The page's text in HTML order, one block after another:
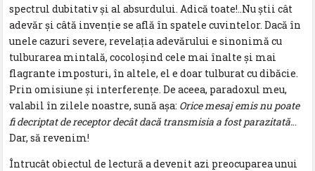
spectrul dubitativ și al absurdului. Adică toate!..Nu știi cât
adevăr și câtă invenție se află în spatele cuvintelor. Dacă în
unele cazuri severe, revelația adevărului e sinonimă cu
tulburarea mintală, cocoloșind cele mai înalte și mai
flagrante imposturi, în altele, el e doar tulburat cu dibăcie.
Prin omisiune și interferențe. De aceea, paradoxul meu,
valabil în zilele noastre, sună așa: Orice mesaj emis nu poate
fi decriptat de receptor decât dacă transmisia a fost parazitată...
Dar, să revenim!
Întrucât obiectul de lectură a devenit azi preocuparea unui